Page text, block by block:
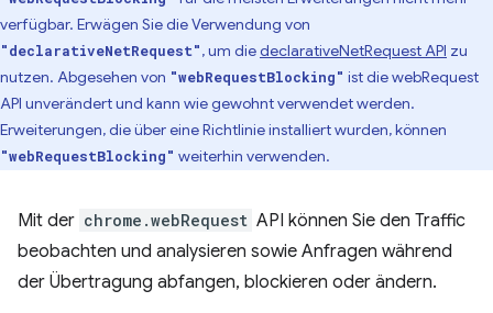
verfügbar. Erwägen Sie die Verwendung von
"declarativeNetRequest", um diedeclarativeNetRequest API zu
nutzen. Abgesehen von "webRequestBlocking" ist die webRequest
API unverändert und kann wie gewohnt verwendet werden.
Erweiterungen, die über eine Richtlinie installiert wurden, können
"webRequestBlocking" weiterhin verwenden.
Mit der chrome.webRequest API können Sie den Traffic
beobachten und analysieren sowie Anfragen während
der Übertragung abfangen, blockieren oder ändern.